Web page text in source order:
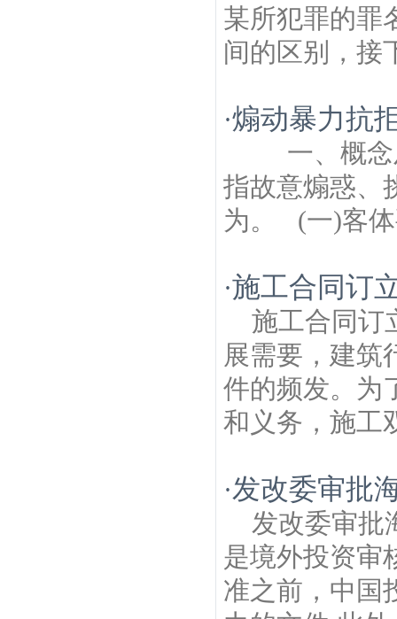
某所犯罪的罪
间的区别，接
·煽动暴力抗
一、概念
指故意煽惑、
为。 (一)客
·施工合同订
施工合同订
展需要，建筑
件的频发。为
和义务，施工
·发改委审批
发改委审批
是境外投资审
准之前，中国